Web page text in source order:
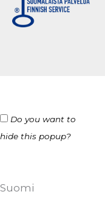
Do you want to
hide this popup?
Suomi